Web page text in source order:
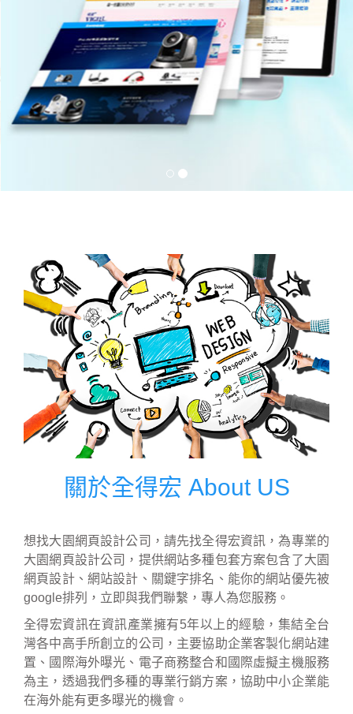
關於全得宏 About US
想找大園網頁設計公司，請先找全得宏資訊，為專業的
大園網頁設計公司，提供網站多種包套方案包含了大園
網頁設計、網站設計、關鍵字排名、能你的網站優先被
google排列，立即與我們聯繫，專人為您服務。
全得宏資訊在資訊產業擁有5年以上的經驗，集結全台
灣各中高手所創立的公司，主要協助企業客製化網站建
置、國際海外曝光、電子商務整合和國際虛擬主機服務
為主，透過我們多種的專業行銷方案，協助中小企業能
在海外能有更多曝光的機會。